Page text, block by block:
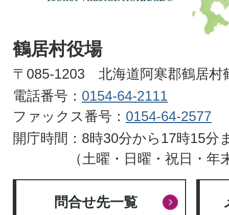
VILLAGE
HOKKAIDO
鶴居村役場
〒085-1203 北海道阿寒郡鶴居村
電話番号： 0154-64-2111
ファックス番号： 0154-64-2577
開庁時間：8時30分から17時15分
（土曜・日曜・祝日・年
問合せ先一覧